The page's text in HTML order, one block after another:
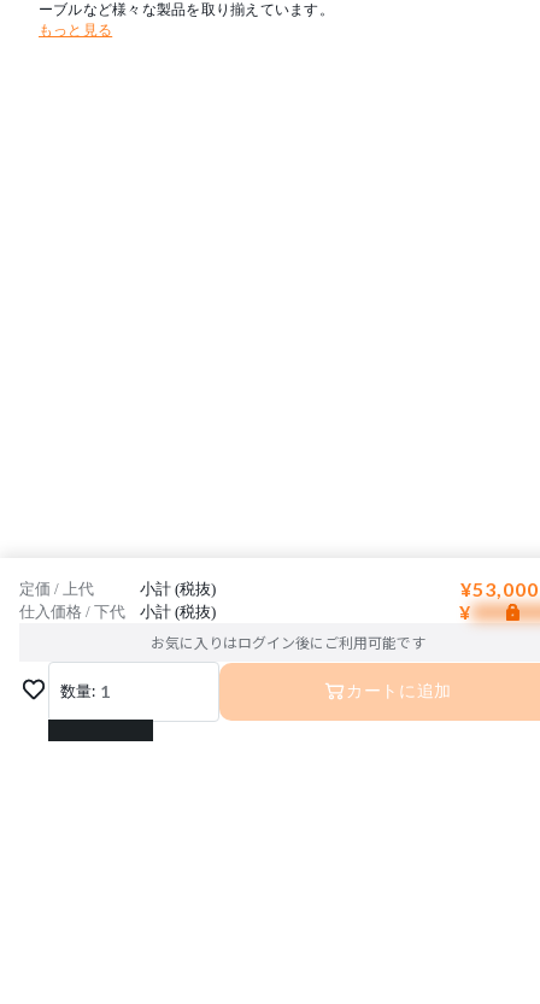
ーブルなど様々な製品を取り揃えています。
もっと見る
定価 / 上代 小計 (税抜)
仕入価格 / 下代 小計 (税抜) ¥
お気に入りはログイン後にご利用可能です
数量: 1
1
カートに追加